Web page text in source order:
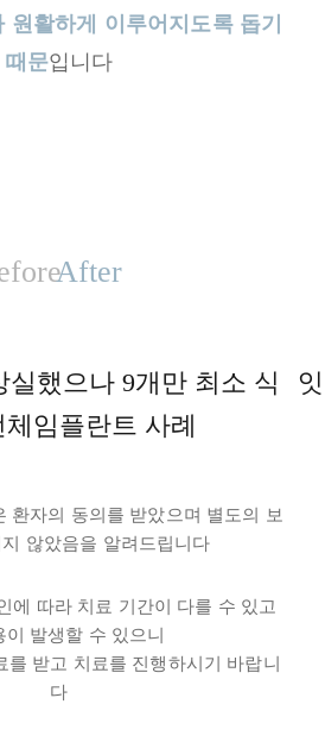
원활하게 이루어지도록 돕기
때문입니다
After
실했으나 9개만 최소 식
임플란트 사례
환자의 동의를 받았으며 별도의 보
않았음을 알려드립니다
에 따라 치료 기간이 다를 수 있고
이 발생할 수 있으니
를 받고 치료를 진행하시기 바랍니
다